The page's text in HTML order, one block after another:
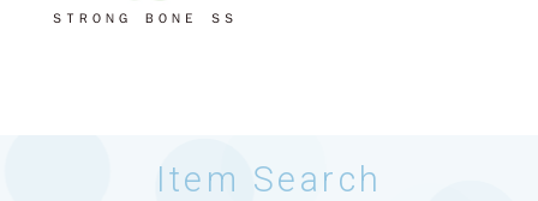
ＳＴＲＯＮＧ ＢＯＮＥ ＳＳ
Item Search